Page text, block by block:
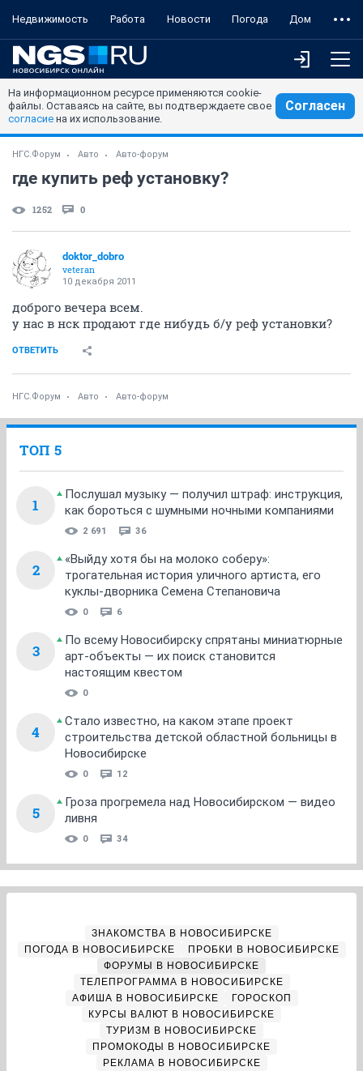
Недвижимость Работа Новости Погода Дом
На информационном ресурсе применяются cookie-
файлы. Оставаясь на сайте, вы подтверждаете свое
согласие на их использование.
Согласен
НГС.Форум Авто Авто-форум
где купить реф установку?
1252 0
doktor_dobro
veteran
10 декабря 2011
доброго вечера всем.
у нас в нск продают где нибудь б/у реф установки?
ОТВЕТИТЬ
НГС.Форум Авто Авто-форум
ТОП 5
1
Послушал музыку — получил штраф: инструкция,
как бороться с шумными ночными компаниями
2 691 36
2
«Выйду хотя бы на молоко соберу»:
трогательная история уличного артиста, его
куклы-дворника Семена Степановича
0 6
3
По всему Новосибирску спрятаны миниатюрные
арт-объекты — их поиск становится
настоящим квестом
0
4
Стало известно, на каком этапе проект
строительства детской областной больницы в
Новосибирске
0 12
5
Гроза прогремела над Новосибирском — видео
ливня
0 34
ЗНАКОМСТВА В НОВОСИБИРСКЕ
ПОГОДА В НОВОСИБИРСКЕ
ПРОБКИ В НОВОСИБИРСКЕ
ФОРУМЫ В НОВОСИБИРСКЕ
ТЕЛЕПРОГРАММА В НОВОСИБИРСКЕ
АФИША В НОВОСИБИРСКЕ
ГОРОСКОП
КУРСЫ ВАЛЮТ В НОВОСИБИРСКЕ
ТУРИЗМ В НОВОСИБИРСКЕ
ПРОМОКОДЫ В НОВОСИБИРСКЕ
РЕКЛАМА В НОВОСИБИРСКЕ